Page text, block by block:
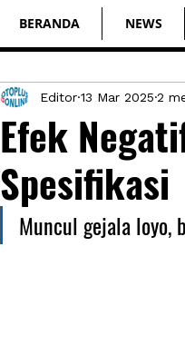
BERANDA NEWS
Efek
Spesifikasi
Editor 13 Mar 2025 2
Muncul gejala loyo,